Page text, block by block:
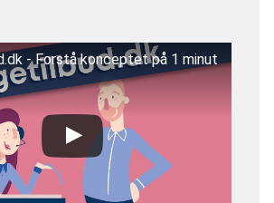
- Forstå konceptet på 1 minut